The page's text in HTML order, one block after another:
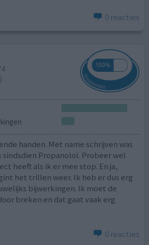
0 reacties
handen. Met name schrijven was
Propanolol. Probeer wel
heeft als ik er mee stop. En ja,
het trillen weer. Ik heb er dus erg
bijwerkingen. Ik moet de
breken en dat gaat vaak erg
0 reacties